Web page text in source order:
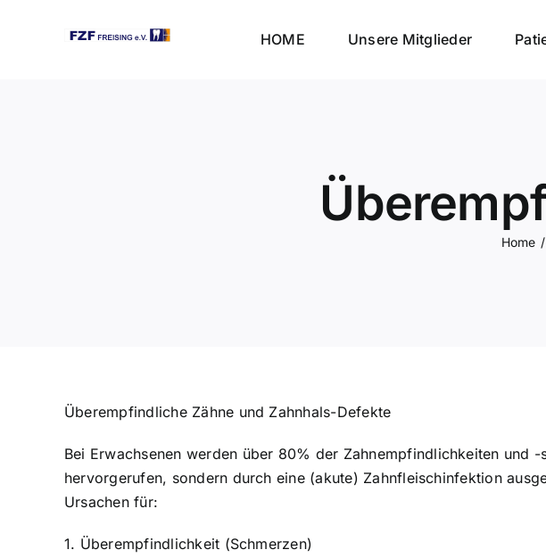
HOME Unsere Mitglieder
Home
Überempfindliche Zähne und Zahnhals-Defekte
Bei Erwachsenen werden über 80% der Zahnempfindlichkeiten und
hervorgerufen, sondern durch eine (akute) Zahnfleischinfektion
Ursachen für:
1. Überempfindlichkeit (Schmerzen)